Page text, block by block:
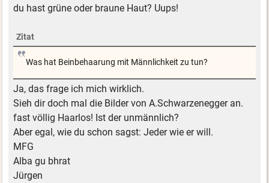
du hast grüne oder braune Haut? Uups!
Zitat
Was hat Beinbehaarung mit Männlichkeit zu tun?
Ja, das frage ich mich wirklich.
Sieh dir doch mal die Bilder von A.Schwarzenegger an.
fast völlig Haarlos! Ist der unmännlich?
Aber egal, wie du schon sagst: Jeder wie er will.
MFG
Alba gu bhrat
Jürgen